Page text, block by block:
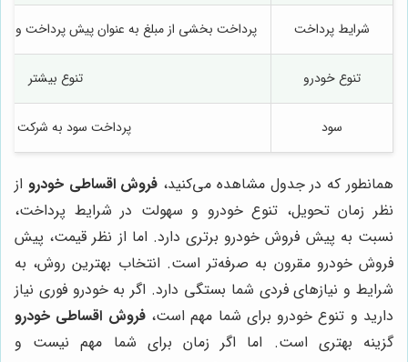
شرایط پرداخت پرداخت بخشی از مبلغ به عنوان پیش پرداخت و
تنوع خودرو تنوع بیشتر
سود پرداخت سود به شرکت
همانطور که در جدول مشاهده می‌کنید، فروش اقساطی خودرو از
نظر زمان تحویل، تنوع خودرو و سهولت در شرایط پرداخت،
نسبت به پیش فروش خودرو برتری دارد. اما از نظر قیمت، پیش
فروش خودرو مقرون به صرفه‌تر است. انتخاب بهترین روش، به
شرایط و نیازهای فردی شما بستگی دارد. اگر به خودرو فوری نیاز
دارید و تنوع خودرو برای شما مهم است،فروش اقساطی خودرو
گزینه بهتری است. اما اگر زمان برای شما مهم نیست و